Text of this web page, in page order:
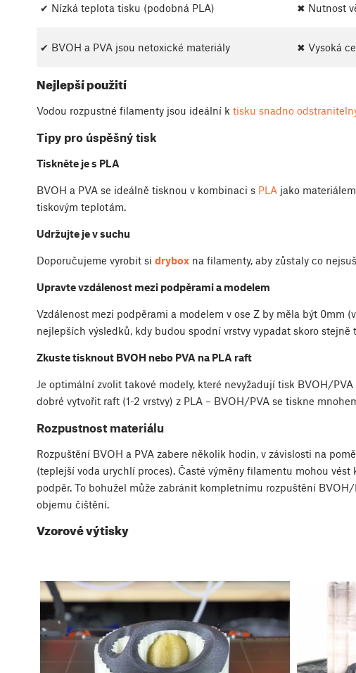
✔ Nízká teplota tisku (podobná PLA) ✖ Nutnost
✔ BVOH a PVA jsou netoxické materiály ✖ Vysoká
Nejlepší použití
Vodou rozpustné filamenty jsou ideální k tisku snadno
Tipy pro úspěšný tisk
Tiskněte je s PLA
BVOH a PVA se ideálně tisknou v kombinaci s PLA jako
tiskovým teplotám.
Udržujte je v suchu
Doporučujeme vyrobit si drybox na filamenty, aby zůstaly co
Upravte vzdálenost mezi podpěrami a modelem
Vzdálenost mezi podpěrami a modelem v ose Z by měla být 0mm
nejlepších výsledků, kdy budou spodní vrstvy vypadat skoro stejně
Zkuste tisknout BVOH nebo PVA na PLA raft
Je optimální zvolit takové modely, které nevyžadují tisk BVOH/
dobré vytvořit raft (1-2 vrstvy) z PLA – BVOH/PVA se tiskne
Rozpustnost materiálu
Rozpuštění BVOH a PVA zabere několik hodin, v závislosti na
(teplejší voda urychlí proces). Časté výměny filamentu mohou
podpěr. To bohužel může zabránit kompletnímu rozpuštění
objemu čištění.
Vzorové výtisky